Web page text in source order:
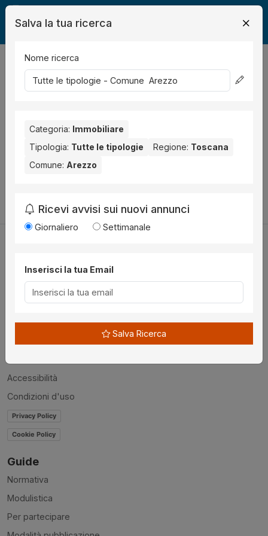
Legalmente Immobili
risultati Ordina per
Subbiano (2) Cortona (1)
Utilità
Chi siamo
Disclaimer
Accessibilità
Condizioni d'uso
Privacy Policy
Cookie Policy
Guide
Normativa
Modulistica
Per partecipare
Salva la tua ricerca
Nome ricerca
Categoria: Immobiliare
Tipologia: Tutte le tipologie Regione: Toscana
Comune: Arezzo
Ricevi avvisi sui nuovi annunci
Giornaliero Settimanale
Inserisci la tua Email
Salva Ricerca